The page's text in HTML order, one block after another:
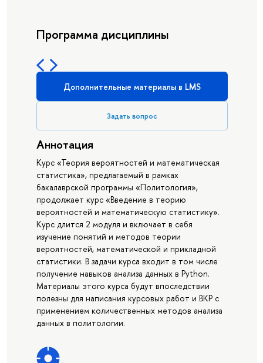
Программа дисциплины
Дополнительные материалы в LMS
Задать вопрос
Аннотация
Курс «Теория вероятностей и математическая
статистика», предлагаемый в рамках
бакалаврской программы «Политология»,
продолжает курс «Введение в теорию
вероятностей и математическую статистику».
Курс длится 2 модуля и включает в себя
изучение понятий и методов теории
вероятностей, математической и прикладной
статистики. В задачи курса входит в том числе
получение навыков анализа данных в Python.
Материалы этого курса будут впоследствии
полезны для написания курсовых работ и ВКР с
применением количественных методов анализа
данных в политологии.